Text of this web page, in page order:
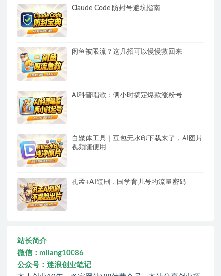
Claude Code 防封号避坑指南
闲鱼被限流？这几招可以慢慢救回来
AI科普唱歌：俩小时搞定爆款涨粉号
自媒体工具｜豆包无水印下载来了，AI图片
视频随便用
孔孟+AI短剧，国学育儿号的流量密码
站长简介
微信：milang10086
公众号：迷浪创业笔记